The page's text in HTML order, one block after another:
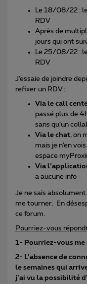
Le 18/08/22 :
RDV
Après de
jours qui ont
Le 25/08/22 :
RDV
J’essaie de joindre
refixer un RDV :
Via le call
passé plus de
sans qu’un
Via le chat, on
mais je n’en
espace
Via
a aucune info
Je ne sais
me tourner. En
ce forum.
Pourriez-vous
1- Pourriez-vous
2- L’absence de
le semaines qui
j’ai vu la possibilité